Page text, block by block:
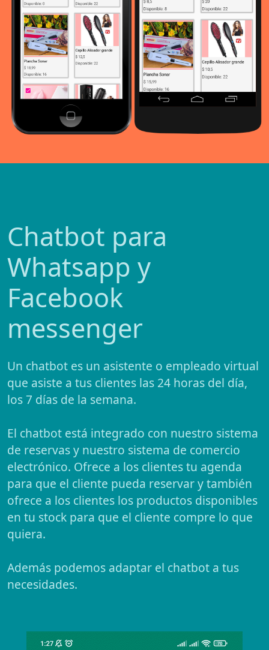
Chatbot para
Whatsapp y
Facebook
messenger
Un chatbot es un asistente o empleado virtual
que asiste a tus clientes las 24 horas del día,
los 7 días de la semana.
El chatbot está integrado con nuestro sistema
de reservas y nuestro sistema de comercio
electrónico. Ofrece a los clientes tu agenda
para que el cliente pueda reservar y también
ofrece a los clientes los productos disponibles
en tu stock para que el cliente compre lo que
quiera.
Además podemos adaptar el chatbot a tus
necesidades.